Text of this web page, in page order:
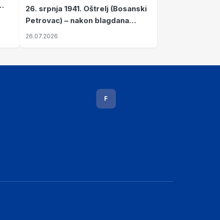
26. srpnja 1941. Oštrelj (Bosanski
Petrovac) – nakon blagdana
Svete Ane izvršen napad srpskih
26.07.2026
F